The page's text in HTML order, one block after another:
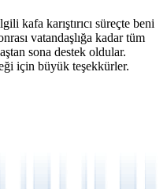
kafa karıştırıcı süreçte beni
vatandaşlığa kadar tüm
sona destek oldular.
için büyük teşekkürler.